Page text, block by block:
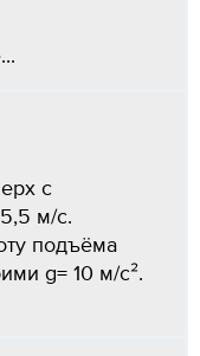
с
м/с.
подъёма
g= 10 м/с².